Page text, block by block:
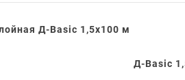
Д-Basic 1,5х100 м
Д-Basic